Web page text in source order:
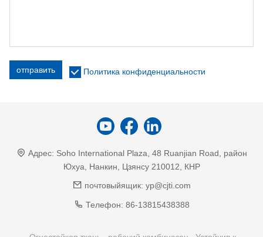
отправить Политика конфиденциальности
Адрес: Soho International Plaza, 48 Ruanjian Road, район
Юхуа, Нанкин, Цзянсу 210012, КНР
почтовыйящик: yp@cjti.com
Телефон: 86-13815438388